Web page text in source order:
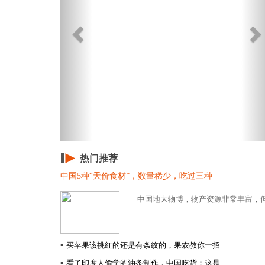
热门推荐
中国5种“天价食材”，数量稀少，吃过三种
中国地大物博，物产资源非常丰富，
▪ 买苹果该挑红的还是有条纹的，果农教你一招
▪ 看了印度人偷学的油条制作，中国吃货：这是